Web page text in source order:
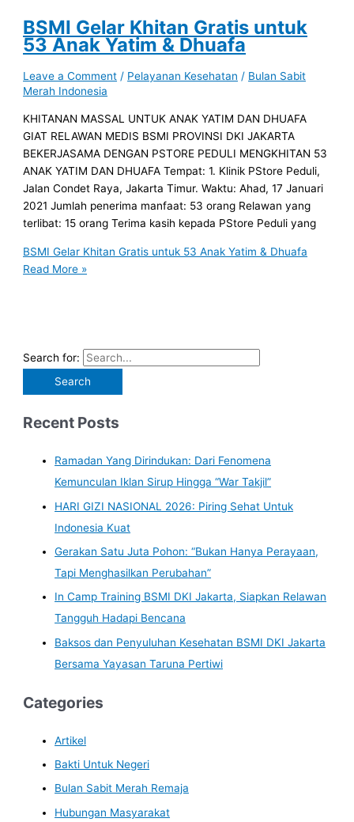
BSMI Gelar Khitan Gratis untuk
53 Anak Yatim & Dhuafa
Leave a Comment / Pelayanan Kesehatan / Bulan Sabit
Merah Indonesia
KHITANAN MASSAL UNTUK ANAK YATIM DAN DHUAFA
GIAT RELAWAN MEDIS BSMI PROVINSI DKI JAKARTA
BEKERJASAMA DENGAN PSTORE PEDULI MENGKHITAN 53
ANAK YATIM DAN DHUAFA Tempat: 1. Klinik PStore Peduli,
Jalan Condet Raya, Jakarta Timur. Waktu: Ahad, 17 Januari
2021 Jumlah penerima manfaat: 53 orang Relawan yang
terlibat: 15 orang Terima kasih kepada PStore Peduli yang
BSMI Gelar Khitan Gratis untuk 53 Anak Yatim & Dhuafa
Read More »
Search for:
Recent Posts
Ramadan Yang Dirindukan: Dari Fenomena
Kemunculan Iklan Sirup Hingga “War Takjil”
HARI GIZI NASIONAL 2026: Piring Sehat Untuk
Indonesia Kuat
Gerakan Satu Juta Pohon: “Bukan Hanya Perayaan,
Tapi Menghasilkan Perubahan”
In Camp Training BSMI DKI Jakarta, Siapkan Relawan
Tangguh Hadapi Bencana
Baksos dan Penyuluhan Kesehatan BSMI DKI Jakarta
Bersama Yayasan Taruna Pertiwi
Categories
Artikel
Bakti Untuk Negeri
Bulan Sabit Merah Remaja
Hubungan Masyarakat